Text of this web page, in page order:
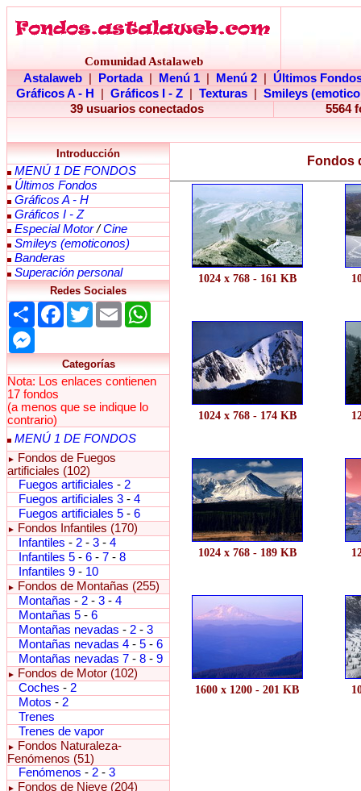
Comunidad Astalaweb
Astalaweb
Portada Menú 1 Menú 2
Últimos
Gráficos A - H
Gráficos I - Z Texturas
Smileys
39 usuarios conectados
5564
Introducción
MENÚ 1 DE FONDOS
Últimos Fondos
Gráficos A - H
Gráficos I - Z
Especial Motor/Cine
Smileys (emoticonos)
Banderas
Superación personal
Redes Sociales
Share Facebook
TwitterEmail
Categorías
Nota: Los enlaces contienen
17 fondos
(a menos que se indique lo
contrario)
MENÚ 1 DE FONDOS
►
Fondos de Fuegos
artificiales (102)
Fuegos artificiales - 2
Fuegos artificiales 3 - 4
Fuegos artificiales 5 - 6
►
Fondos Infantiles (170)
Infantiles - 2 - 3 - 4
Infantiles 5 - 6 - 7 - 8
Infantiles 9 - 10
►
Fondos de Montañas (255)
Montañas - 2 - 3 - 4
Montañas 5 - 6
Montañas nevadas - 2 - 3
Montañas nevadas 4 - 5 - 6
Montañas nevadas 7 - 8 - 9
►
Fondos de Motor (102)
Coches - 2
Motos - 2
Trenes
Trenes de vapor
►
Fondos Naturaleza-
Fenómenos (51)
Fenómenos - 2 - 3
►
Fondos de Nieve (204)
Fondos
1024 x 768 - 161 KB
1024 x 768 - 174 KB
1024 x 768 - 189 KB
1600 x 1200 - 201 KB